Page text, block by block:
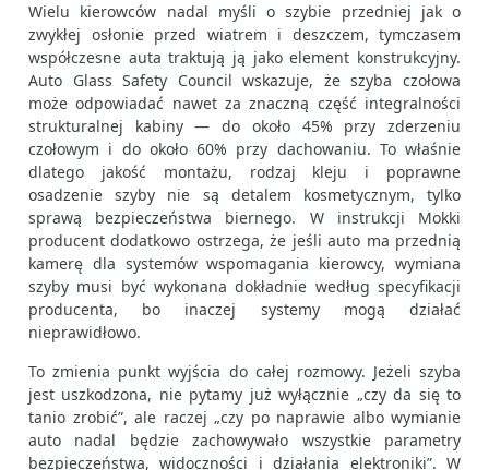
Wielu kierowców nadal myśli o szybie przedniej jak o
zwykłej osłonie przed wiatrem i deszczem, tymczasem
współczesne auta traktują ją jako element konstrukcyjny.
Auto Glass Safety Council wskazuje, że szyba czołowa
może odpowiadać nawet za znaczną część integralności
strukturalnej kabiny — do około 45% przy zderzeniu
czołowym i do około 60% przy dachowaniu. To właśnie
dlatego jakość montażu, rodzaj kleju i poprawne
osadzenie szyby nie są detalem kosmetycznym, tylko
sprawą bezpieczeństwa biernego. W instrukcji Mokki
producent dodatkowo ostrzega, że jeśli auto ma przednią
kamerę dla systemów wspomagania kierowcy, wymiana
szyby musi być wykonana dokładnie według specyfikacji
producenta, bo inaczej systemy mogą działać
nieprawidłowo.
To zmienia punkt wyjścia do całej rozmowy. Jeżeli szyba
jest uszkodzona, nie pytamy już wyłącznie „czy da się to
tanio zrobić”, ale raczej „czy po naprawie albo wymianie
auto nadal będzie zachowywało wszystkie parametry
bezpieczeństwa, widoczności i działania elektroniki”. W